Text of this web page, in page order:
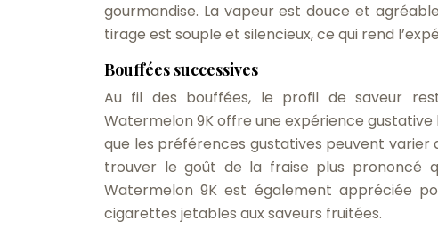
gourmandise. La vapeur est douce et
tirage est souple et silencieux, ce qui rend
Bouffées successives
Au fil des bouffées, le profil de saveur
Watermelon 9K offre une expérience
que les préférences gustatives peuvent varier
trouver le goût de la fraise plus prononcé
Watermelon 9K est également appréciée
cigarettes jetables aux saveurs fruitées.